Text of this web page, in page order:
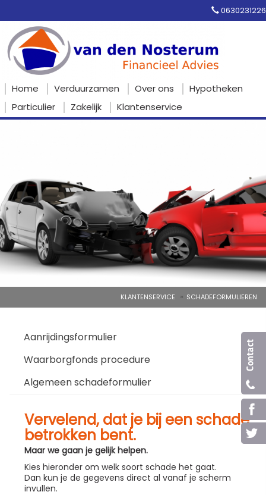
0630231226
Home Verduurzamen Over ons
Hypotheken
Particulier
Zakelijk Klantenservice
KLANTENSERVICE SCHADEFORMULIEREN
Aanrijdingsformulier
Waarborgfonds procedure
Algemeen schadeformulier
Vervelend, dat je bij een schade
betrokken bent.
Maar we gaan je gelijk helpen.
Kies hieronder om welk soort schade het gaat.
Dan kun je de gegevens direct al vanaf je scherm
invullen.